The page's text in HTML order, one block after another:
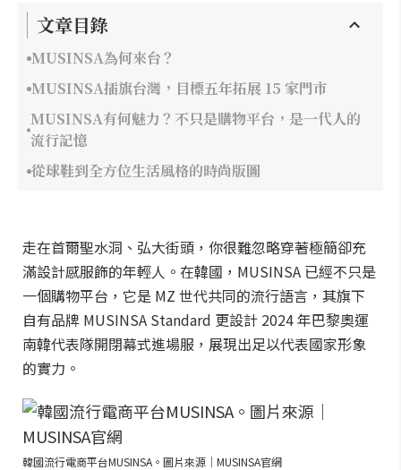
文章目錄
MUSINSA為何來台？
MUSINSA插旗台灣，目標五年拓展 15 家門市
MUSINSA有何魅力？不只是購物平台，是一代人的
流行記憶
從球鞋到全方位生活風格的時尚版圖
走在首爾聖水洞、弘大街頭，你很難忽略穿著極簡卻充
滿設計感服飾的年輕人。在韓國，MUSINSA 已經不只是
一個購物平台，它是 MZ 世代共同的流行語言，其旗下
自有品牌 MUSINSA Standard 更設計 2024 年巴黎奧運
南韓代表隊開閉幕式進場服，展現出足以代表國家形象
的實力。
韓國流行電商平台MUSINSA。圖片來源｜MUSINSA官網